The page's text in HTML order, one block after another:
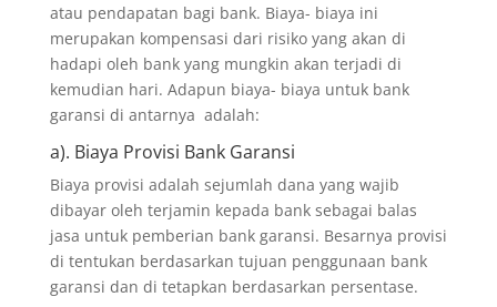
atau pendapatan bagi bank. Biaya- biaya ini
merupakan kompensasi dari risiko yang akan di
hadapi oleh bank yang mungkin akan terjadi di
kemudian hari. Adapun biaya- biaya untuk bank
garansi di antarnya adalah:
a). Biaya Provisi Bank Garansi
Biaya provisi adalah sejumlah dana yang wajib
dibayar oleh terjamin kepada bank sebagai balas
jasa untuk pemberian bank garansi. Besarnya provisi
di tentukan berdasarkan tujuan penggunaan bank
garansi dan di tetapkan berdasarkan persentase.